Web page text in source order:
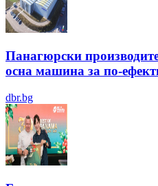
Панагюрски
осна машина за по-
dbr.bg